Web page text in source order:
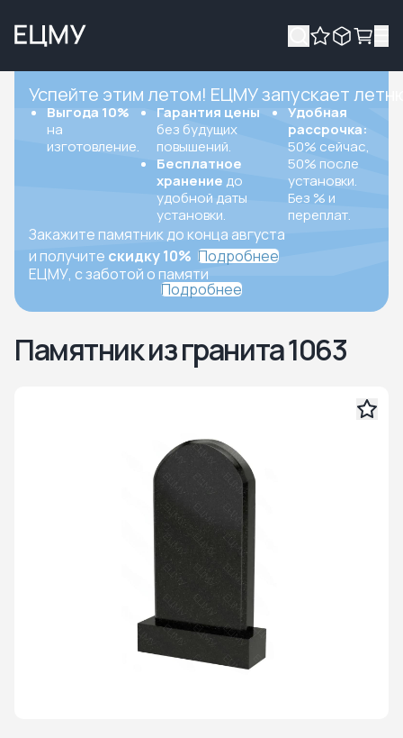
Успейте этим летом! ЕЦМУ запускает
Выгода 10%
на
изготовление.
Гарантия цены
без будущих
повышений.
Бесплатное
хранение до
удобной даты
установки.
Удобная
рассрочка:
50% сейчас,
50% после
установки.
Без % и
переплат.
Закажите памятник до конца августа
и получите скидку 10% Подробнее
ЕЦМУ, с заботой о памяти
Подробнее
Памятник из гранита 1063